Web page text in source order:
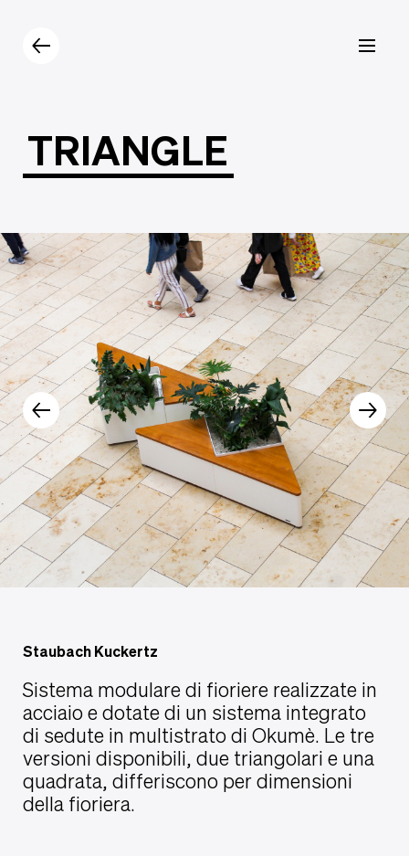
TRIANGLE
Staubach Kuckertz
Sistema modulare di fioriere realizzate in
acciaio e dotate di un sistema integrato
di sedute in multistrato di Okumè. Le tre
versioni disponibili, due triangolari e una
quadrata, differiscono per dimensioni
della fioriera.